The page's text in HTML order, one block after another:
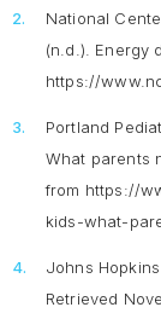
National
(n.d.). Energy
https://
Portland
What parents
from https://
kids-what-
Johns
Retrieved